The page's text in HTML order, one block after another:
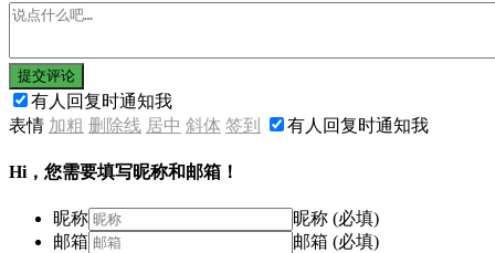
提交评论
有人回复时通知我
表情 加粗 删除线 居中 斜体 签到 有人回复时通知我
Hi，您需要填写昵称和邮箱！
昵称
昵称 (必填)
邮箱
邮箱 (必填)